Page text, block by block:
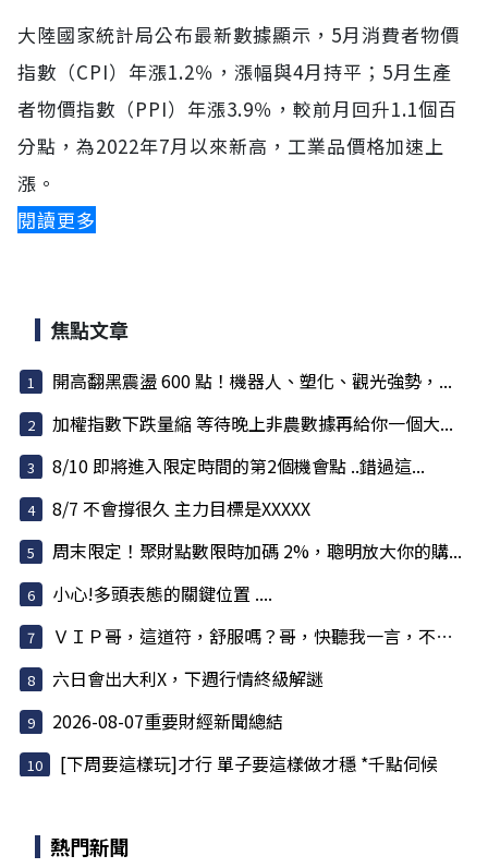
大陸國家統計局公布最新數據顯示，5月消費者物價
指數（CPI）年漲1.2％，漲幅與4月持平；5月生產
者物價指數（PPI）年漲3.9％，較前月回升1.1個百
分點，為2022年7月以來新高，工業品價格加速上
漲。
閱讀更多
焦點文章
開高翻黑震盪 600 點！機器人、塑化、觀光強勢，...
加權指數下跌量縮 等待晚上非農數據再給你一個大...
8/10 即將進入限定時間的第2個機會點 ..錯過這...
8/7 不會撐很久 主力目標是XXXXX
周末限定！聚財點數限時加碼 2%，聰明放大你的購...
小心!多頭表態的關鍵位置 ....
ＶＩＰ哥，這道符，舒服嗎？哥，快聽我一言，不害哥
六日會出大利X，下週行情終級解謎
2026-08-07重要財經新聞總結
[下周要這樣玩]才行 單子要這樣做才穩 *千點伺候
熱門新聞